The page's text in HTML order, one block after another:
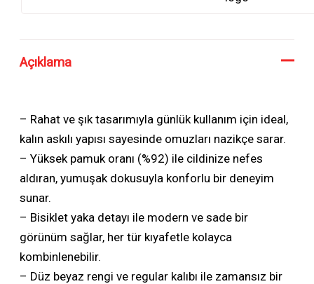
adet
Açıklama
– Rahat ve şık tasarımıyla günlük kullanım için ideal,
kalın askılı yapısı sayesinde omuzları nazikçe sarar.
– Yüksek pamuk oranı (%92) ile cildinize nefes
aldıran, yumuşak dokusuyla konforlu bir deneyim
sunar.
– Bisiklet yaka detayı ile modern ve sade bir
görünüm sağlar, her tür kıyafetle kolayca
kombinlenebilir.
– Düz beyaz rengi ve regular kalıbı ile zamansız bir